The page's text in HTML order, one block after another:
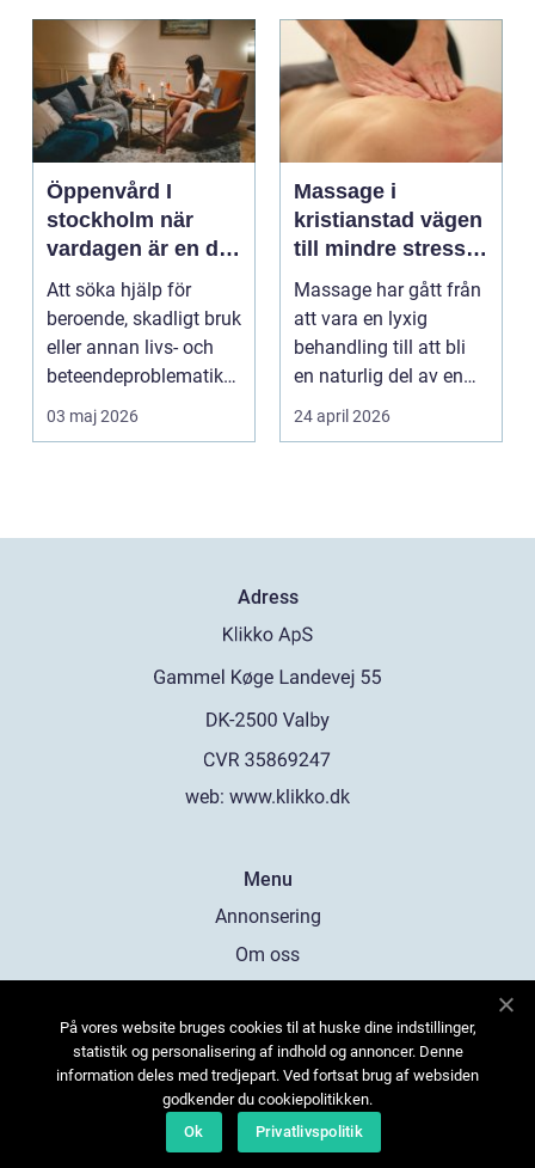
Öppenvård I
stockholm när
vardagen är en del
av behandlingen
Att söka hjälp för
beroende, skadligt bruk
eller annan livs- och
beteendeproblematik
är ett stort st...
03 maj 2026
Massage i
kristianstad vägen
till mindre stress
och mer energi i
vardagen
Massage har gått från
att vara en lyxig
behandling till att bli
en naturlig del av en
hållbar livsst...
24 april 2026
Adress
web: www.klikko.dk
Menu
Annonsering
Om oss
Kontakta oss
Sitemap
På vores website bruges cookies til at huske dine indstillinger,
statistik og personalisering af indhold og annoncer. Denne
information deles med tredjepart. Ved fortsat brug af websiden
godkender du cookiepolitikken.
Ok
Privatlivspolitik